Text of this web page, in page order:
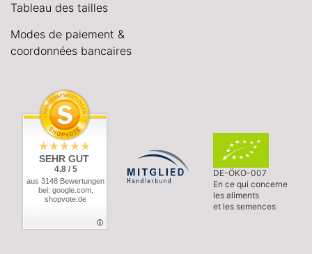
Tableau des tailles
Modes de paiement &
coordonnées bancaires
SEHR GUT
4.8 / 5
aus 3148 Bewertungen
bei: google.com,
shopvote.de
DE-ÖKO-007
En ce qui concerne
les aliments
et les semences